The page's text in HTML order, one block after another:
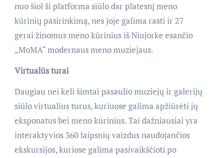
nuo šiol ši platforma siūlo dar platesnį meno
kūrinių pasirinkimą, nes joje galima rasti ir 27
gerai žinomus meno kūrinius iš Niujorke esančio
„MoMA“ modernaus meno muziejaus.
Virtualūs turai
Daugiau nei keli šimtai pasaulio muziejų ir galerijų
siūlo virtualius turus, kuriuose galima apžiūrėti jų
eksponatus bei meno kūrinius. Tai dažniausiai yra
interaktyvios 360 laipsnių vaizdus naudojančios
ekskursijos, kuriose galima pasivaikščioti po